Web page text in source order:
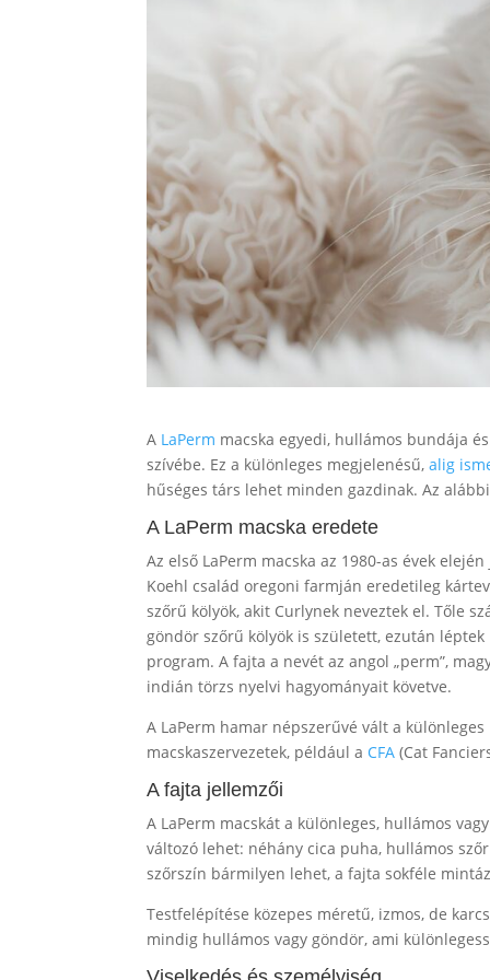
A LaPerm macska egyedi, hullámos bundája
szívébe. Ez a különleges megjelenésű,alig
hűséges társ lehet minden gazdinak. Az
A LaPerm macska eredete
Az első LaPerm macska az 1980-as évek
Koehl család oregoni farmján eredetileg
szőrű kölyök, akit Curlynek neveztek el. Tőle
göndör szőrű kölyök is született, ezután
program. A fajta a nevét az angol „perm”,
indián törzs nyelvi hagyományait követve.
A LaPerm hamar népszerűvé vált a
macskaszervezetek, például a CFA (Cat
A fajta jellemzői
A LaPerm macskát a különleges, hullámos
változó lehet: néhány cica puha, hullámos
szőrszín bármilyen lehet, a fajta sokféle
Testfelépítése közepes méretű, izmos, de
mindig hullámos vagy göndör, ami